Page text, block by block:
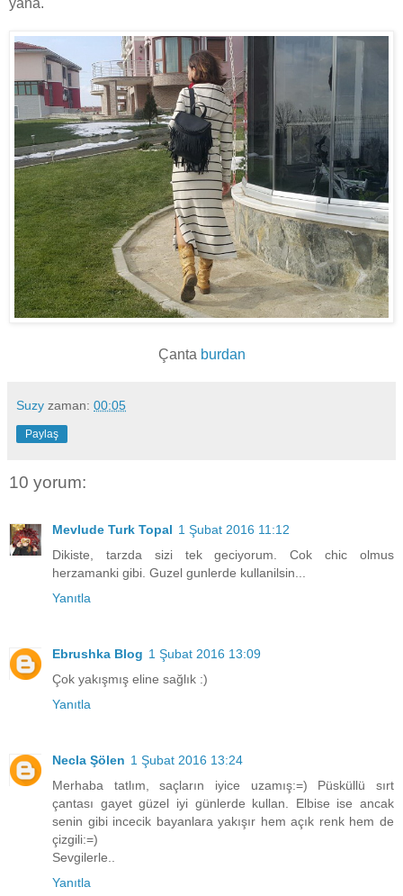
yana.
Çanta burdan
Suzy zaman: 00:05
Paylaş
10 yorum:
Mevlude Turk Topal 1 Şubat 2016 11:12
Dikiste, tarzda sizi tek geciyorum. Cok chic olmus
herzamanki gibi. Guzel gunlerde kullanilsin...
Yanıtla
Ebrushka Blog 1 Şubat 2016 13:09
Çok yakışmış eline sağlık :)
Yanıtla
Necla Şölen 1 Şubat 2016 13:24
Merhaba tatlım, saçların iyice uzamış:=) Püsküllü sırt
çantası gayet güzel iyi günlerde kullan. Elbise ise ancak
senin gibi incecik bayanlara yakışır hem açık renk hem de
çizgili:=)
Sevgilerle..
Yanıtla